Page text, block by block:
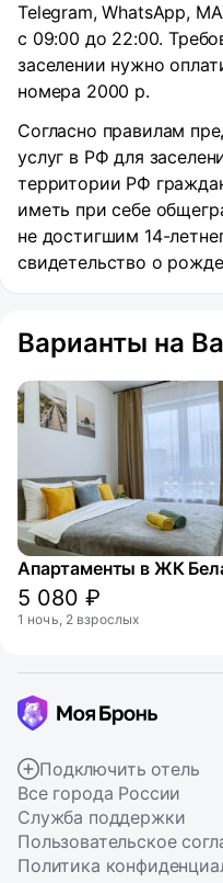
Telegram, WhatsApp,
с 09:00 до 22:00.
заселении нужно
номера 2000 р.
Согласно правилам
услуг в РФ для
территории РФ
иметь при себе
не достигшим 14-
свидетельство о
Варианты на
5 080 ₽
1 ночь, 2 взрослых
Подключить отель
Все города России
Служба поддержки
Пользовательское
Политика